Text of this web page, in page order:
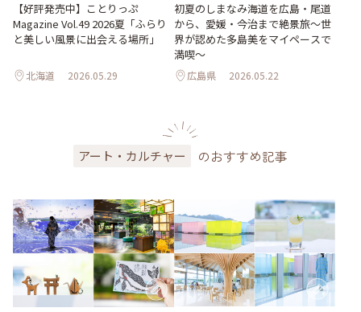
【好評発売中】ことりっぷ
Magazine Vol.49 2026夏「ふらり
と美しい風景に出会える場所」
北海道 2026.05.29
初夏のしまなみ海道を広島・尾道
から、愛媛・今治まで絶景旅〜世
界が認めた多島美をマイペースで
満喫〜
広島県 2026.05.22
アート・カルチャー のおすすめ記事